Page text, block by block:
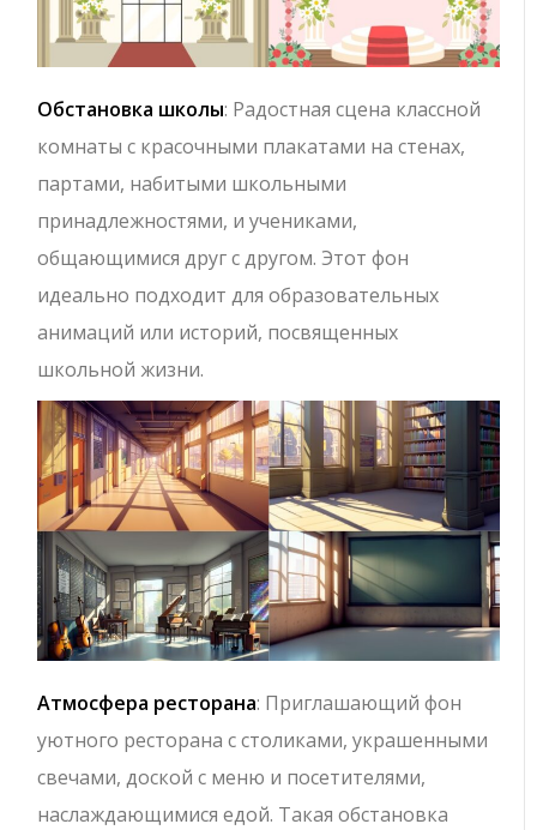
Обстановка школы: Радостная сцена классной
комнаты с красочными плакатами на стенах,
партами, набитыми школьными
принадлежностями, и учениками,
общающимися друг с другом. Этот фон
идеально подходит для образовательных
анимаций или историй, посвященных
школьной жизни.
Атмосфера ресторана: Приглашающий фон
уютного ресторана с столиками, украшенными
свечами, доской с меню и посетителями,
наслаждающимися едой. Такая обстановка